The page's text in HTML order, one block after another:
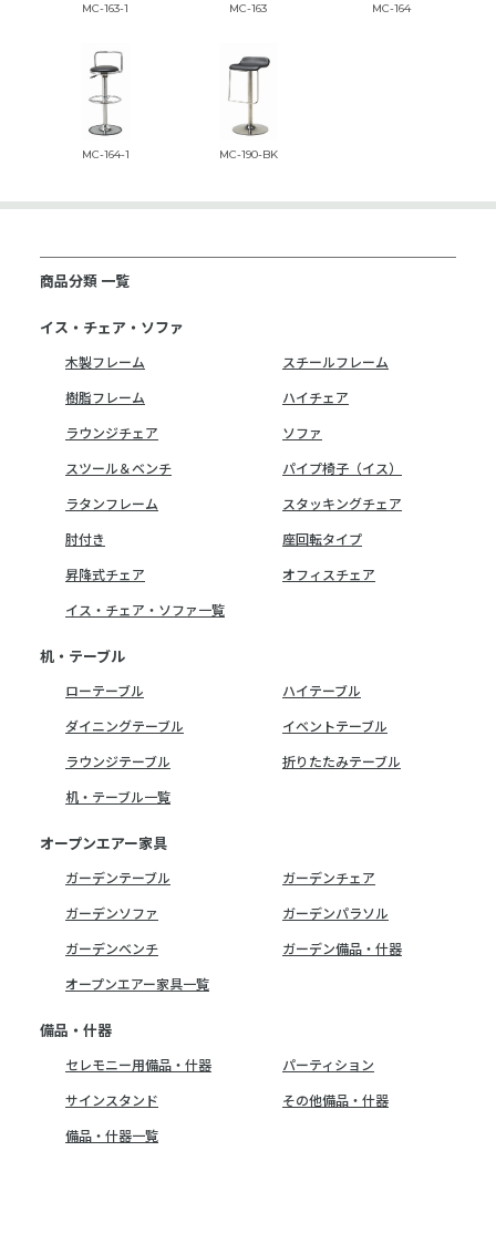
MC-163-1 MC-163 MC-164
MC-164-1 MC-190-BK
商品分類 一覧
イス・チェア・ソファ
木製フレーム
スチールフレーム
樹脂フレーム
ハイチェア
ラウンジチェア
ソファ
スツール＆ベンチ
パイプ椅子（イス）
ラタンフレーム
スタッキングチェア
肘付き
座回転タイプ
昇降式チェア
オフィスチェア
イス・チェア・ソファ一覧
机・テーブル
ローテーブル
ハイテーブル
ダイニングテーブル
イベントテーブル
ラウンジテーブル
折りたたみテーブル
机・テーブル一覧
オープンエアー家具
ガーデンテーブル
ガーデンチェア
ガーデンソファ
ガーデンパラソル
ガーデンベンチ
ガーデン備品・什器
オープンエアー家具一覧
備品・什器
セレモニー用備品・什器
パーティション
サインスタンド
その他備品・什器
備品・什器一覧